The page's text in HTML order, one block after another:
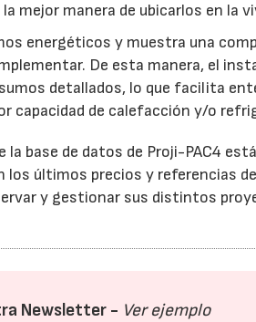
mejor manera de ubicarlos en la
energéticos y muestra una
De esta manera, el
detallados, lo que facilita
capacidad de calefacción y/o
la base de datos de Proji-PAC4
los últimos precios y referencias
y gestionar sus distintos
Newsletter - Ver ejemplo